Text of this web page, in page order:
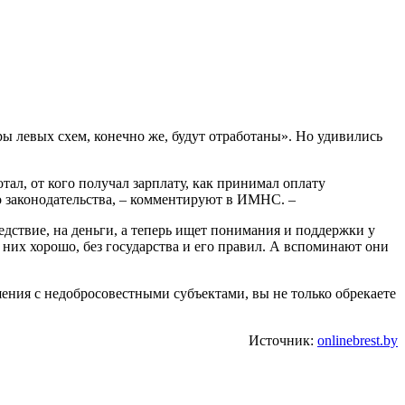
схем, конечно же, будут отработаны». Но удивились
от кого получал зарплату, как принимал оплату
законодательства, – комментируют в ИМНС. –
на деньги, а теперь ищет понимания и поддержки у
хорошо, без государства и его правил. А вспоминают они
с недобросовестными субъектами, вы не только обрекаете
Источник: onlinebrest.by